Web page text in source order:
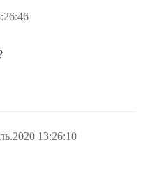
13:26:10